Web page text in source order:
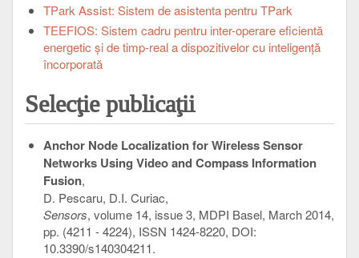
TPark Assist: Sistem de asistenta pentru TPark
TEEFIOS: Sistem cadru pentru inter-operare eficientă
energetic şi de timp-real a dispozitivelor cu inteligenţă
încorporată
Selecţie publicaţii
Anchor Node Localization for Wireless Sensor
Networks Using Video and Compass Information
Fusion,
D. Pescaru, D.I. Curiac,
Sensors, volume 14, issue 3, MDPI Basel, March 2014,
pp. (4211 - 4224), ISSN 1424-8220, DOI:
10.3390/s140304211.